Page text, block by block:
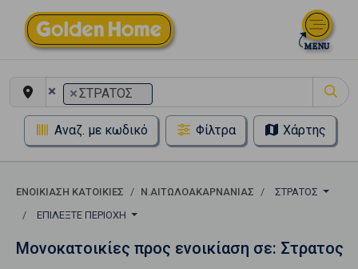
× ×ΣΤΡΑΤΟΣ
Αναζ. με κωδικό Φίλτρα Χάρτης
ΕΝΟΙΚΊΑΣΗ ΚΑΤΟΙΚΊΕΣ Ν.ΑΙΤΩΛΟΑΚΑΡΝΑΝΙΑΣ
ΣΤΡΑΤΟΣ
ΕΠΙΛΈΞΤΕ ΠΕΡΙΟΧΉ
Μονοκατοικίες προς ενοικίαση σε: Στρατος